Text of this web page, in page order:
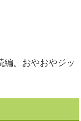
編。おやおやジッ